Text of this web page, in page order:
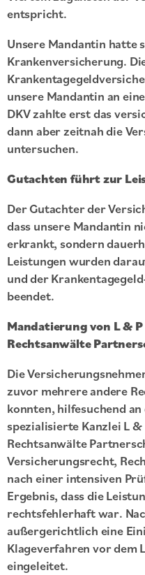
entspricht.
Unsere Mandantin hatte
Krankenversicherung.
unsere Mandantin an
DKV zahlte erst das
dann aber zeitnah die
untersuchen.
Gutachten führt zur
Der Gutachter der
dass unsere Mandantin
erkrankt, sondern
Leistungen wurden
und der
beendet.
Mandatierung von L &
Rechtsanwälte
Die
zuvor mehrere andere
konnten, hilfesuchend
spezialisierte Kanzlei L &
Rechtsanwälte
Versicherungsrecht,
nach einer intensiven
Ergebnis, dass die
rechtsfehlerhaft war.
außergerichtlich eine
Klageverfahren vor dem
eingeleitet.